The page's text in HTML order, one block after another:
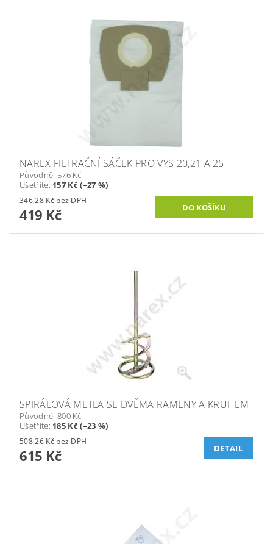
NAREX FILTRAČNÍ SÁČEK PRO VYS 20,21 A 25
Původně: 576 Kč
Ušetříte: 157 Kč (–27 %)
346,28 Kč bez DPH
419 Kč
SPIRÁLOVÁ METLA SE DVĚMA RAMENY A KRUHEM
Původně: 800 Kč
Ušetříte: 185 Kč (–23 %)
508,26 Kč bez DPH
615 Kč DETAIL